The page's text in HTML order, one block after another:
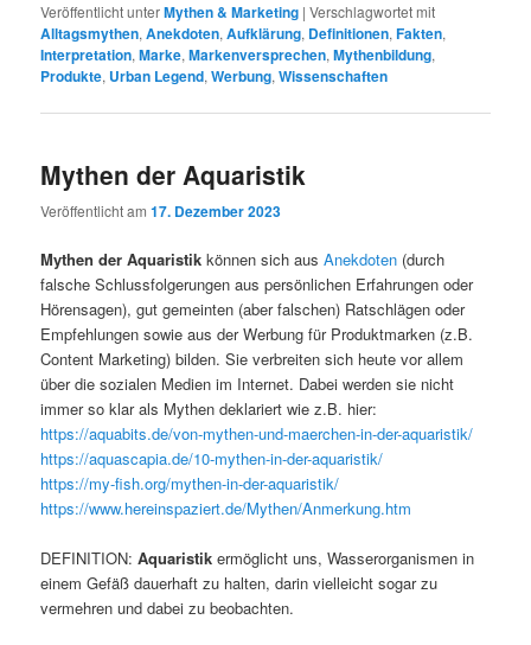
Veröffentlicht unterMythen & Marketing |Verschlagwortet mit
Alltagsmythen,Anekdoten,Aufklärung, Definitionen,Fakten,
Interpretation,Marke,Markenversprechen,Mythenbildung,
Produkte, Urban Legend,Werbung,Wissenschaften
Mythen der Aquaristik
Veröffentlicht am17. Dezember 2023
Mythen der Aquaristik können sich ausAnekdoten (durch
falsche Schlussfolgerungen aus persönlichen Erfahrungen oder
Hörensagen), gut gemeinten (aber falschen) Ratschlägen oder
Empfehlungen sowie aus der Werbung für Produktmarken (z.B.
Content Marketing) bilden. Sie verbreiten sich heute vor allem
über die sozialen Medien im Internet. Dabei werden sie nicht
immer so klar als Mythen deklariert wie z.B. hier:
https://aquabits.de/von-mythen-und-maerchen-in-der-aquaristik/
https://aquascapia.de/10-mythen-in-der-aquaristik/
https://my-fish.org/mythen-in-der-aquaristik/
https://www.hereinspaziert.de/Mythen/Anmerkung.htm
DEFINITION:Aquaristik ermöglicht uns, Wasserorganismen in
einem Gefäß dauerhaft zu halten, darin vielleicht sogar zu
vermehren und dabei zu beobachten.